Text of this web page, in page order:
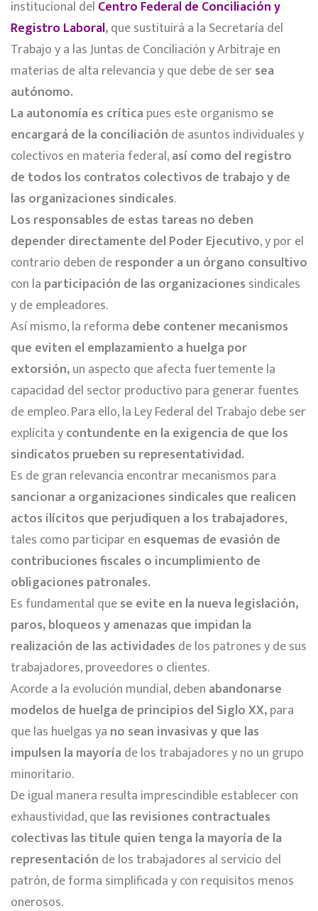
institucional del Centro Federal de Conciliación y
Registro Laboral,que sustituirá a la Secretaría del
Trabajo y a las Juntas de Conciliación y Arbitraje en
materias de alta relevancia y que debe de sersea
autónomo.
La autonomía es críticapues este organismo se
encargará de la conciliación de asuntos individuales y
colectivos en materia federal,así como del registro
de todos los contratos colectivos de trabajo y de
las organizaciones sindicales.
Los responsables de estas tareas no deben
depender directamente del Poder Ejecutivo, y por el
contrario deben deresponder a un órgano consultivo
con la participación de las organizaciones sindicales
y de empleadores.
Así mismo, la reforma debe contener mecanismos
que eviten el emplazamiento a huelga por
extorsión,un aspecto que afecta fuertemente la
capacidad del sector productivo para generar fuentes
de empleo. Para ello, la Ley Federal del Trabajo debe ser
explícita ycontundente en la exigencia de que los
sindicatos prueben su representatividad.
Es de gran relevancia encontrar mecanismos para
sancionar a organizaciones sindicales que realicen
actos ilícitos que perjudiquen a los trabajadores,
tales como participar en esquemas de evasión de
contribuciones fiscales o incumplimiento de
obligaciones patronales.
Es fundamental quese evite en la nueva legislación,
paros, bloqueos y amenazas que impidan la
realización de las actividades de los patrones y de sus
trabajadores, proveedores o clientes.
Acorde a la evolución mundial, deben abandonarse
modelos de huelga de principios del Siglo XX,para
que las huelgas ya no sean invasivas y que las
impulsen la mayoríade los trabajadores y no un grupo
minoritario.
De igual manera resulta imprescindible establecer con
exhaustividad, quelas revisiones contractuales
colectivas las titule quien tenga la mayoría de la
representación de los trabajadores al servicio del
patrón, de forma simplificada y con requisitos menos
onerosos.